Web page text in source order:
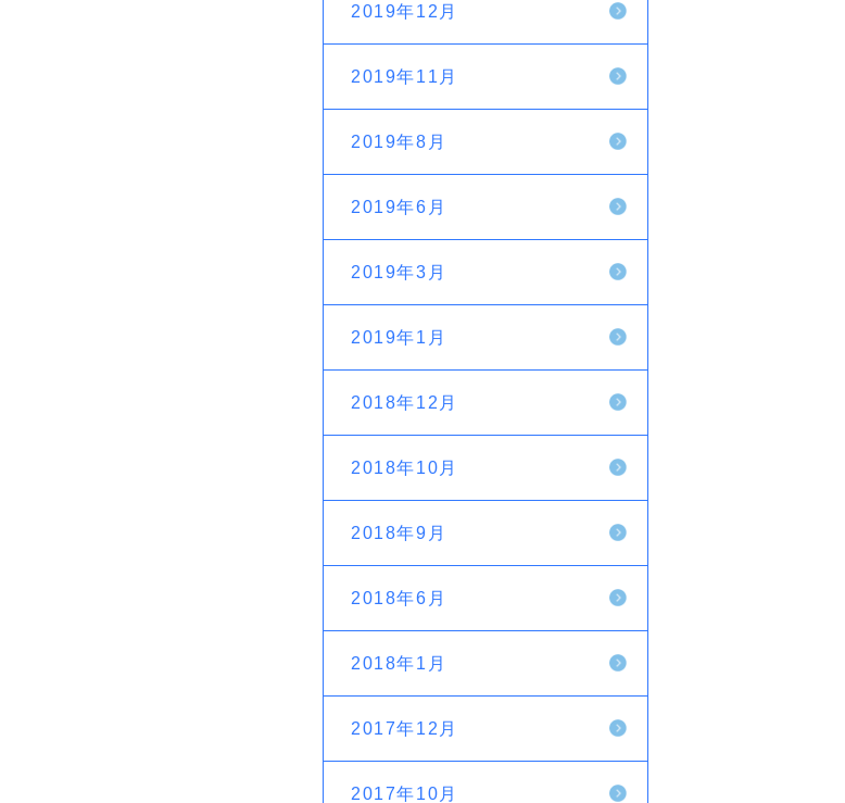
2019年12月
2019年11月
2019年8月
2019年6月
2019年3月
2019年1月
2018年12月
2018年10月
2018年9月
2018年6月
2018年1月
2017年12月
2017年10月